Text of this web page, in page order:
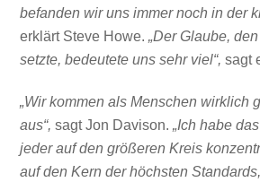
befanden wir uns immer noch in der
erklärt Steve Howe.„Der Glaube,
setzte, bedeutete uns sehr viel“, sagt
„Wir kommen als Menschen wirklich
aus“, sagt Jon Davison.„Ich habe
jeder auf den größeren Kreis
auf den Kern der höchsten